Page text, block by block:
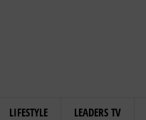
LIFESTYLE LEADERS TV